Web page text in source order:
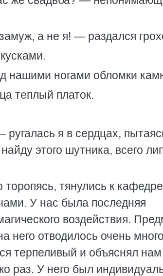
а не я! — раздался
нашими ногами обломки
теплый платок.
я в сердцах,
этого шутника, всего
тянулись к кафедре
У нас была последняя
воздействия.
него отводилось очень много
терпеливый и объяснял
раз. У него был